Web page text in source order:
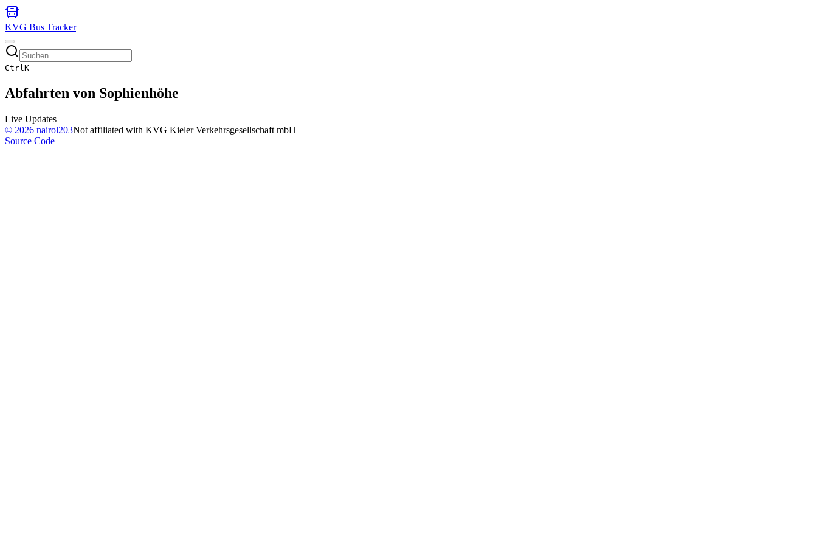
KVG Bus Tracker
CtrlK
Abfahrten von Sophienhöhe
Live Updates
© 2026 nairol203Not affiliated with KVG Kieler Verkehrsgesellschaft mbH
Source Code